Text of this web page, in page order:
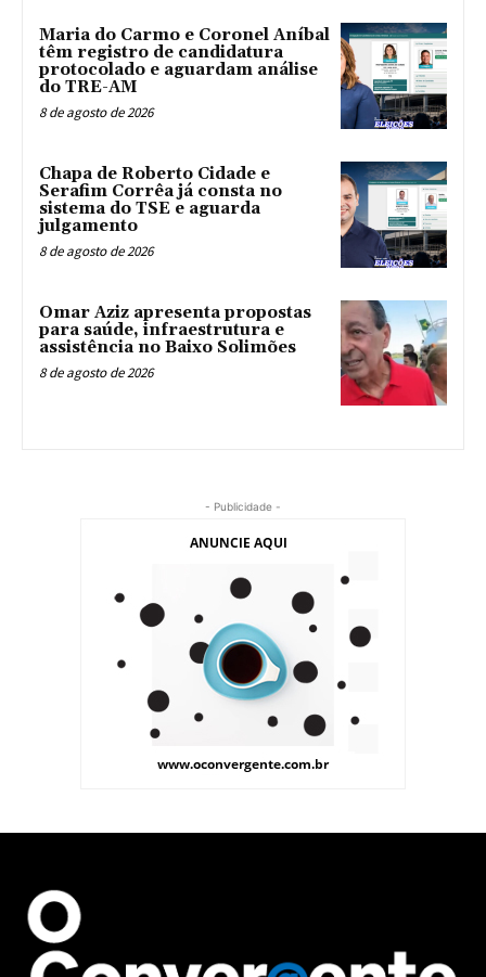
Maria do Carmo e Coronel Aníbal
têm registro de candidatura
protocolado e aguardam análise
do TRE-AM
8 de agosto de 2026
Chapa de Roberto Cidade e
Serafim Corrêa já consta no
sistema do TSE e aguarda
julgamento
8 de agosto de 2026
Omar Aziz apresenta propostas
para saúde, infraestrutura e
assistência no Baixo Solimões
8 de agosto de 2026
- Publicidade -